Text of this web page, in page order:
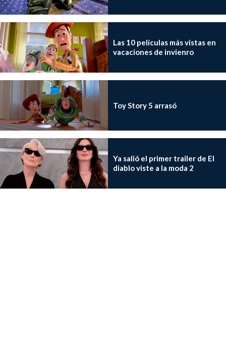
Las 10 películas más vistas en
vacaciones de invienro
Toy Story 5 arrasó
Ya salió el primer trailer de El
diablo viste a la moda 2